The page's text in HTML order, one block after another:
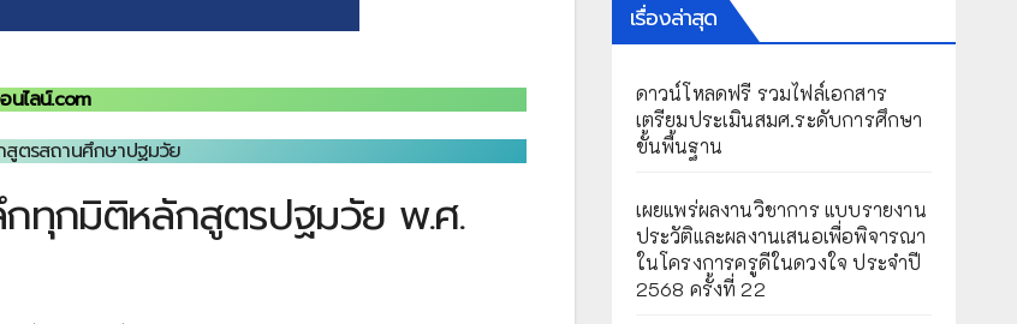
นไลน์.com
สูตรสถานศึกษาปฐมวัย
กทุกมิติหลักสูตรปฐมวัย พ.ศ.
เรื่องล่าสุด
ดาวน์โหลดฟรี รวมไฟล์เอกสาร
เตรียมประเมินสมศ.ระดับการศึกษา
ขั้นพื้นฐาน
เผยแพร่ผลงานวิชาการ แบบรายงาน
ประวัติและผลงานเสนอเพื่อพิจารณา
ในโครงการครูดีในดวงใจ ประจำปี
2568 ครั้งที่ 22